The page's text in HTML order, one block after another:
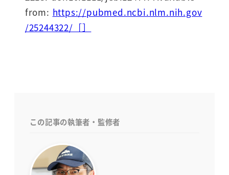
from: https://pubmed.ncbi.nlm.nih.gov
/25244322/［］
この記事の執筆者・監修者